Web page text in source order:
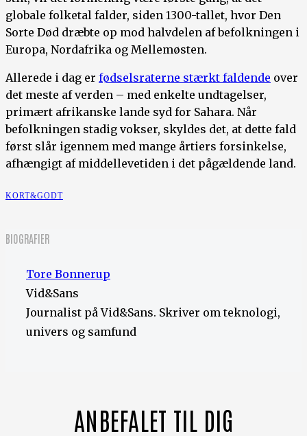
globale folketal falder, siden 1300-tallet, hvor Den
Sorte Død dræbte op mod halvdelen af befolkningen i
Europa, Nordafrika og Mellemøsten.
Allerede i dag er fødselsraterne stærkt faldende over
det meste af verden – med enkelte undtagelser,
primært afrikanske lande syd for Sahara. Når
befolkningen stadig vokser, skyldes det, at dette fald
først slår igennem med mange årtiers forsinkelse,
afhængigt af middellevetiden i det pågældende land.
KORT&GODT
BIOGRAFIER
Tore Bonnerup
Vid&Sans
Journalist på Vid&Sans. Skriver om teknologi,
univers og samfund
ANBEFALET TIL DIG